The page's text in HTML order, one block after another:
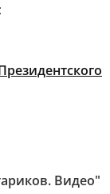
Видео"